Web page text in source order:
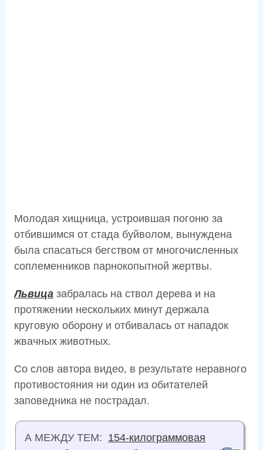
Молодая хищница, устроившая погоню за
отбившимся от стада буйволом, вынуждена
была спасаться бегством от многочисленных
соплеменников парнокопытной жертвы.
Львицазабралась на ствол дерева и на
протяжении нескольких минут держала
круговую оборону и отбивалась от нападок
жвачных животных.
Со слов автора видео, в результате неравного
противостояния ни один из обитателей
заповедника не пострадал.
А МЕЖДУ ТЕМ: 154-килограммовая